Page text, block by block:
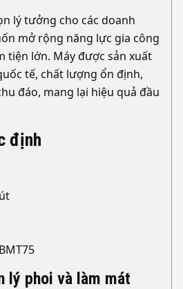
lý tưởng cho các doanh
mở rộng năng lực gia công
tiện lớn. Máy được sản xuất
tế, chất lượng ổn định,
đáo, mang lại hiệu quả đầu
định
lý phoi và làm mát